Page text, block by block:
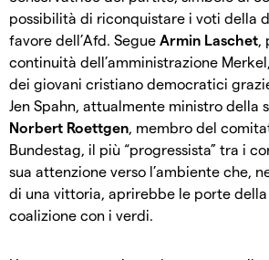
possibilità di riconquistare i voti della
favore dell’Afd. Segue Armin Laschet,
continuità dell’amministrazione
dei giovani cristiano democratici
Jen Spahn, attualmente ministro della
Norbert Roettgen, membro del
Bundestag, il più “progressista” tra i
sua attenzione verso l’ambiente che,
di una vittoria, aprirebbe le porte della
coalizione con i verdi.